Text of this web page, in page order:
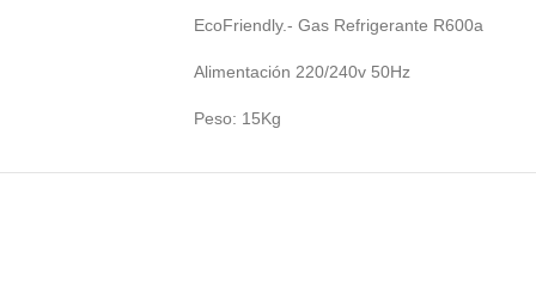
EcoFriendly.- Gas Refrigerante R600a
Alimentación 220/240v 50Hz
Peso: 15Kg